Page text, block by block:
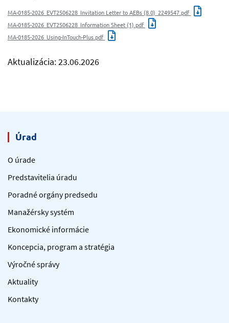
MA-0185-2026_EVT2506228_Invitation Letter to AEBs (8.0)_2249547.pdf
MA-0185-2026_EVT2506228_Information Sheet (1).pdf
MA-0185-2026_Using-InTouch-Plus.pdf
Aktualizácia: 23.06.2026
Úrad
O úrade
Predstavitelia úradu
Poradné orgány predsedu
Manažérsky systém
Ekonomické informácie
Koncepcia, program a stratégia
Výročné správy
Aktuality
Kontakty